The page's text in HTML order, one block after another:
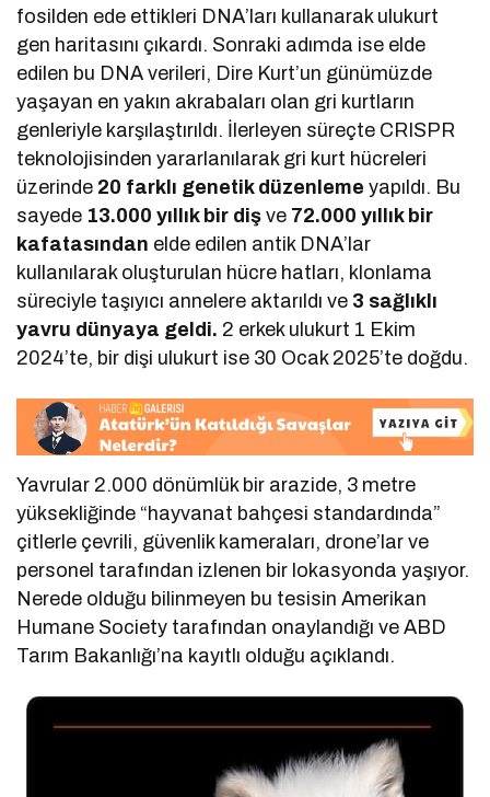
fosilden ede ettikleri DNA’ları kullanarak ulukurt
gen haritasını çıkardı. Sonraki adımda ise elde
edilen bu DNA verileri, Dire Kurt’un günümüzde
yaşayan en yakın akrabaları olan gri kurtların
genleriyle karşılaştırıldı. İlerleyen süreçte CRISPR
teknolojisinden yararlanılarak gri kurt hücreleri
üzerinde 20 farklı genetik düzenlemeyapıldı. Bu
sayede 13.000 yıllık bir diş ve 72.000 yıllık bir
kafatasından elde edilen antik DNA’lar
kullanılarak oluşturulan hücre hatları, klonlama
süreciyle taşıyıcı annelere aktarıldı ve 3 sağlıklı
yavru dünyaya geldi. 2 erkek ulukurt 1 Ekim
2024’te, bir dişi ulukurt ise 30 Ocak 2025’te doğdu.
Yavrular 2.000 dönümlük bir arazide, 3 metre
yüksekliğinde “hayvanat bahçesi standardında”
çitlerle çevrili, güvenlik kameraları, drone’lar ve
personel tarafından izlenen bir lokasyonda yaşıyor.
Nerede olduğu bilinmeyen bu tesisin Amerikan
Humane Society tarafından onaylandığı ve ABD
Tarım Bakanlığı’na kayıtlı olduğu açıklandı.